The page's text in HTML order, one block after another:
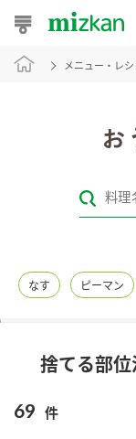
おうちレシ
レシピカテゴリ一
レシピ名特集
商品情報
商品カテゴリ
メニュー・レ
なす ピーマン
捨てる部
69 件